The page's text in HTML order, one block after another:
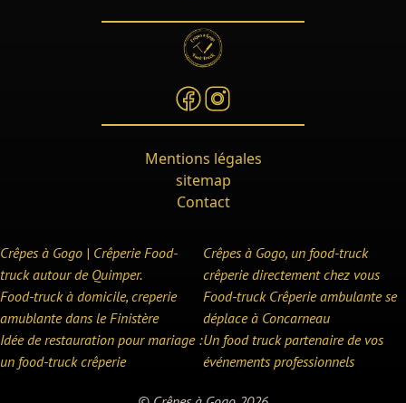
Mentions légales
sitemap
Contact
Crêpes à Gogo | Crêperie Food-
truck autour de Quimper.
Crêpes à Gogo, un food-truck
crêperie directement chez vous
Food-truck à domicile, creperie
amublante dans le Finistère
Food-truck Crêperie ambulante se
déplace à Concarneau
Idée de restauration pour mariage :
un food-truck crêperie
Un food truck partenaire de vos
événements professionnels